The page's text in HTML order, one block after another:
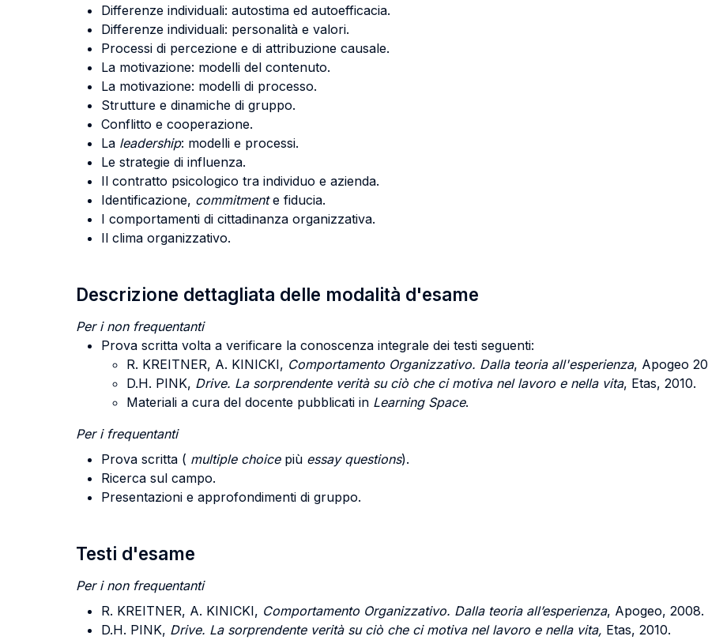
Differenze individuali: autostima ed autoefficacia.
Differenze individuali: personalità e valori.
Processi di percezione e di attribuzione causale.
La motivazione: modelli del contenuto.
La motivazione: modelli di processo.
Strutture e dinamiche di gruppo.
Conflitto e cooperazione.
La leadership: modelli e processi.
Le strategie di influenza.
Il contratto psicologico tra individuo e azienda.
Identificazione, commitmente fiducia.
I comportamenti di cittadinanza organizzativa.
Il clima organizzativo.
Descrizione dettagliata delle modalità d'esame
Per i non frequentanti
Prova scritta volta a verificare la conoscenza integrale dei testi seguenti:
R. KREITNER, A. KINICKI, Comportamento Organizzativo. Dalla teoria all'esperienza, Apogeo
D.H. PINK, Drive. La sorprendente verità su ciò che ci motiva nel lavoro e nella vita, Etas, 2010.
Materiali a cura del docente pubblicati in Learning Space.
Per i frequentanti
Prova scritta ( multiple choicepiù essay questions).
Ricerca sul campo.
Presentazioni e approfondimenti di gruppo.
Testi d'esame
Per i non frequentanti
R. KREITNER, A. KINICKI, Comportamento Organizzativo. Dalla teoria all’esperienza, Apogeo, 2008.
D.H. PINK, Drive. La sorprendente verità su ciò che ci motiva nel lavoro e nella vita, Etas, 2010.